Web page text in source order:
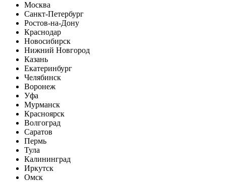
Москва
Санкт-Петербург
Ростов-на-Дону
Краснодар
Новосибирск
Нижний Новгород
Казань
Екатеринбург
Челябинск
Воронеж
Уфа
Мурманск
Красноярск
Волгоград
Саратов
Пермь
Тула
Калининград
Иркутск
Омск